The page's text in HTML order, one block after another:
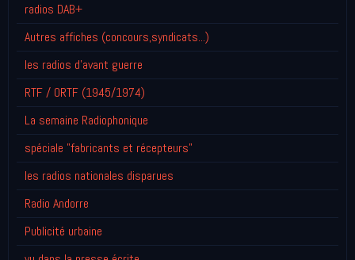
radios DAB+
Autres affiches (concours,syndicats...)
les radios d'avant guerre
RTF / ORTF (1945/1974)
La semaine Radiophonique
spéciale "fabricants et récepteurs"
les radios nationales disparues
Radio Andorre
Publicité urbaine